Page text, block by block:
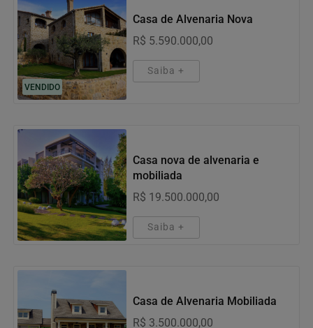
VENDIDO
Casa de Alvenaria Nova
R$ 5.590.000,00
Saiba +
Casa nova de alvenaria e
mobiliada
R$ 19.500.000,00
Saiba +
Casa de Alvenaria Mobiliada
R$ 3.500.000,00